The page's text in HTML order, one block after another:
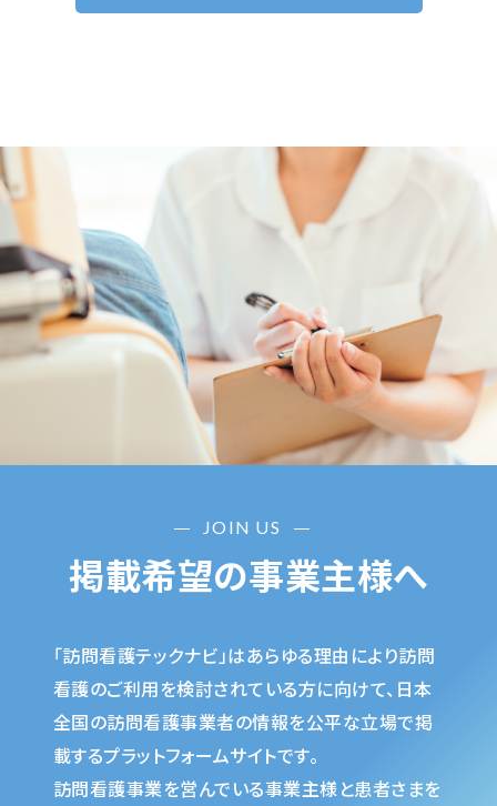
JOIN US
掲載希望の事業主様へ
「訪問看護テックナビ」はあらゆる理由により訪問
看護のご利用を検討されている方に向けて、日本
全国の訪問看護事業者の情報を公平な立場で掲
載するプラットフォームサイトです。
訪問看護事業を営んでいる事業主様と患者さまを